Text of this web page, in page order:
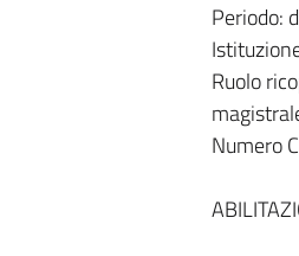
Periodo:
Ruolo
Numero